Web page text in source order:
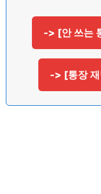
-> [안 쓰는
-> [통장 재